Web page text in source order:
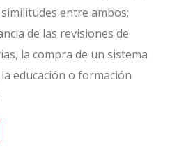
entre ambos;
de las revisiones de
la compra de un sistema
educación o formación